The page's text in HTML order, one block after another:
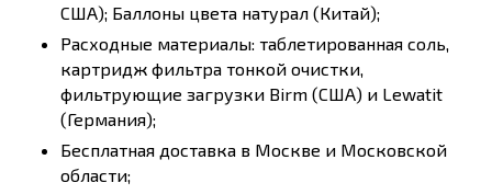
США); Баллоны цвета натурал (Китай);
Расходные материалы: таблетированная соль,
картридж фильтра тонкой очистки,
фильтрующие загрузки Birm (США) и Lewatit
(Германия);
Бесплатная доставка в Москве и Московской
области;